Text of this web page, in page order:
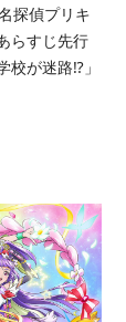
探偵プリキ
らすじ先行
校が迷路⁉︎」